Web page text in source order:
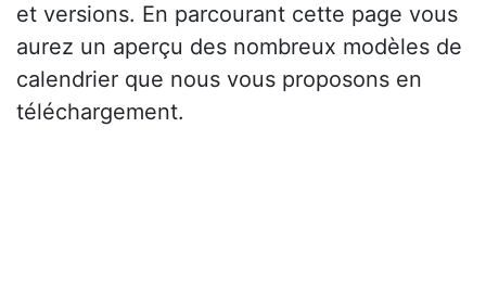
et versions. En parcourant cette page vous
aurez un aperçu des nombreux modèles de
calendrier que nous vous proposons en
téléchargement.